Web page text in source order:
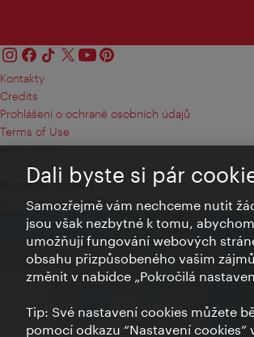
Kontakty
Credits
Prohlášení o ochraně osobních údajů
Terms of Use
Přístupnost
Kontakt pro tisk
Nastavení cookies
© Copyright Wien Tourismus
Dali byste si pár
Samozřejmě vám nechceme nutit
jsou však nezbytné k tomu,
umožňují fungování webových
obsahu přizpůsobeného vašim
změnit v nabídce „Pokročilá
Tip: Své nastavení cookies můžete
pomocí odkazu “Nastavení